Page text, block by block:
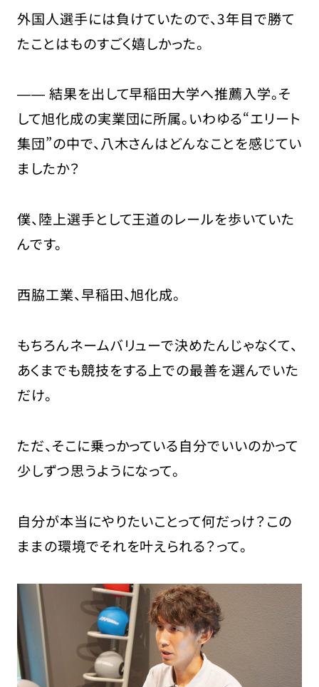
外国人選手には負けていたので、3年目で勝て
たことはものすごく嬉しかった。
―― 結果を出して早稲田大学へ推薦入学。そ
して旭化成の実業団に所属。いわゆる“エリート
集団”の中で、八木さんはどんなことを感じてい
ましたか？
僕、陸上選手として王道のレールを歩いていた
んです。
西脇工業、早稲田、旭化成。
もちろんネームバリューで決めたんじゃなくて、
あくまでも競技をする上での最善を選んでいた
だけ。
ただ、そこに乗っかっている自分でいいのかって
少しずつ思うようになって。
自分が本当にやりたいことって何だっけ？この
ままの環境でそれを叶えられる？って。